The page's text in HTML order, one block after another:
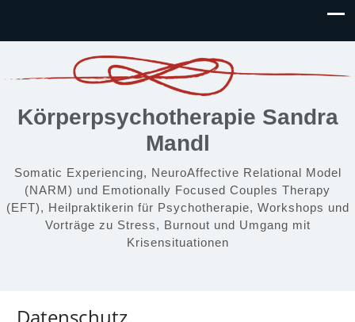
Körperpsychotherapie Sandra
Mandl
Somatic Experiencing, NeuroAffective Relational Model
(NARM) und Emotionally Focused Couples Therapy
(EFT), Heilpraktikerin für Psychotherapie, Workshops und
Vorträge zu Stress, Burnout und Umgang mit
Krisensituationen